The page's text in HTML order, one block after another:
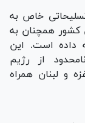
خاص به
کشور همچنان به
داده است. این
از رژیم
و لبنان همراه